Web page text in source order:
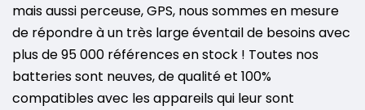
mais aussi perceuse, GPS, nous sommes en mesure
de répondre à un très large éventail de besoins avec
plus de 95 000 références en stock ! Toutes nos
batteries sont neuves, de qualité et 100%
compatibles avec les appareils qui leur sont